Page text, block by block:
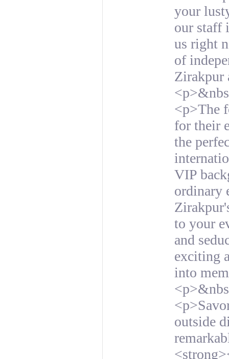
your
our staff
us right
of
Zirakpur
<p>The
for their
the
VIP
ordinary
to your
and
exciting
into
outside